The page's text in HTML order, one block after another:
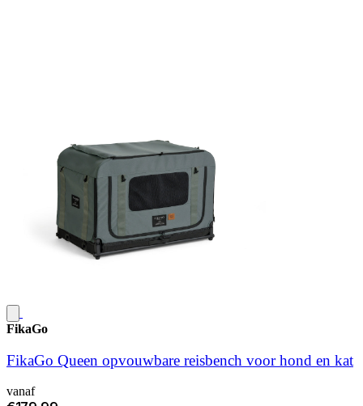
FikaGo
FikaGo Queen opvouwbare reisbench voor hond en kat
vanaf